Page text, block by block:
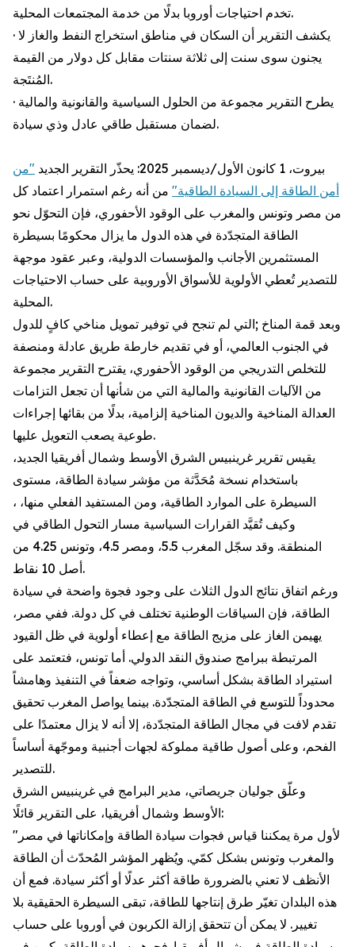
تخدم احتياجات أوروبا بدلًا من خدمة المجتمعات المحلية.
· يكشف التقرير أن السكان في مناطق استخراج النفط والغاز لا
يجنون سوى سنت إلى ثلاثة سنتات مقابل كل دولار من القيمة
المُنتَجة.
· يطرح التقرير مجموعة من الحلول السياسية والقانونية والمالية
لضمان مستقبل طاقي عادل وذي سيادة.
بيروت، 1 كانون الأول/ديسمبر 2025: يحذّر التقرير الجديد
"من
أمن الطاقة إلى السيادة الطاقية" من أنه رغم استمرار اعتماد كل
من مصر وتونس والمغرب على الوقود الأحفوري، فإن التحوّل نحو
الطاقة المتجدّدة في هذه الدول ما يزال محكومًا بسيطرة
المستثمرين الأجانب والمؤسسات الدولية، وعبر عقود موجهة
للتصدير تُعطي الأولوية للأسواق الأوروبية على حساب الاحتياجات
المحلية.
وبعد قمة المناخ ;التي لم تنجح في توفير تمويل مناخي كافٍ للدول
في الجنوب العالمي، أو في تقديم خارطة طريق عادلة ومنصفة
للتخلص التدريجي من الوقود الأحفوري، يقترح التقرير مجموعة
من الآليات القانونية والمالية التي من شأنها أن تجعل التزامات
العدالة المناخية والديون المناخية إلزامية، بدلًا من بقائها إجراءات
طوعية يصعب التعويل عليها.
يقيس تقرير غرينبيس الشرق الأوسط وشمال أفريقيا الجديد،
باستخدام نسخة مُحَدَّثة من مؤشر سيادة الطاقة، مستوى
السيطرة على الموارد الطاقية، ومن المستفيد الفعلي منها، ،
وكيف تُقيَّد القرارات السياسية مسار التحول الطاقي في
المنطقة. وقد سجّل المغرب 5.5، ومصر 4.5، وتونس 4.25 من
أصل 10 نقاط.
ورغم اتفاق نتائج الدول الثلاث على وجود فجوة واضحة في سيادة
الطاقة، فإن السياقات الوطنية تختلف في كل دولة. ففي مصر،
يهيمن الغاز على مزيج الطاقة مع إعطاء أولوية في ظل القيود
المرتبطة ببرامج صندوق النقد الدولي. أما تونس، فتعتمد على
استيراد الطاقة بشكل أساسي، وتواجه ضعفاً في التنفيذ وهامشاً
محدوداً للتوسع في الطاقة المتجدّدة. بينما يواصل المغرب تحقيق
تقدم لافت في مجال الطاقة المتجدّدة، إلا أنه لا يزال معتمدًا على
الفحم، وعلى أصول طاقية مملوكة لجهات أجنبية وموجّهة أساساً
للتصدير.
وعلّق جوليان جريصاتي، مدير البرامج في غرينبيس الشرق
الأوسط وشمال أفريقيا، على التقرير قائلًا:
"لأول مرة يمكننا قياس فجوات سيادة الطاقة وإمكاناتها في مصر
والمغرب وتونس بشكل كمّي. ويُظهر المؤشر المُحدّث أن الطاقة
الأنظف لا تعني بالضرورة طاقة أكثر عدلًا أو أكثر سيادة. فمع أن
هذه البلدان تغيّر طرق إنتاجها للطاقة، تبقى السيطرة الحقيقية بلا
تغيير. لا يمكن أن تتحقق إزالة الكربون في أوروبا على حساب